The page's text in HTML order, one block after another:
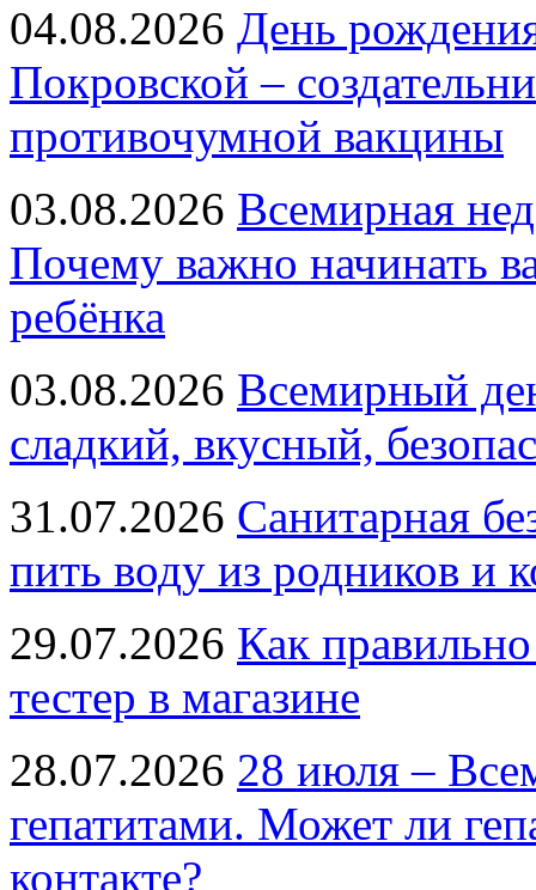
04.08.2026 День
Покровской –
противочумной вакцины
03.08.2026 Всемирная
Почему важно начинать
ребёнка
03.08.2026 Всемирный
сладкий, вкусный,
31.07.2026 Санитарная
пить воду из родников и
29.07.2026 Как
тестер в магазине
28.07.2026 28 июля –
гепатитами. Может ли
контакте?